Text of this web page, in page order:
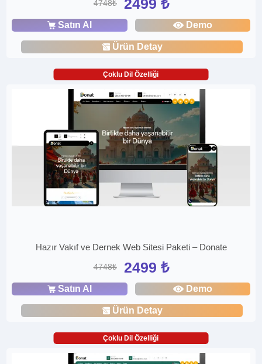
4748₺ 2499 ₺
Satın Al Demo
Ürün Detay
Çoklu Dil Özelliği
Hazır Vakıf ve Dernek Web Sitesi Paketi – Donate
4748₺ 2499 ₺
Satın Al Demo
Ürün Detay
Çoklu Dil Özelliği